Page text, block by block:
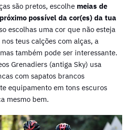
são pretos, escolhe meias de
possível da cor(es) da tua
escolhas uma cor que não esteja
teus calções com alças, a
também pode ser interessante.
Grenadiers (antiga Sky) usa
com sapatos brancos
equipamento em tons escuros
mesmo bem.